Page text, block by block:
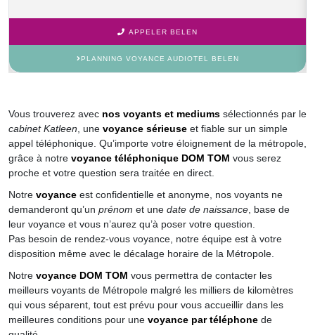
APPELER BELEN
PLANNING VOYANCE AUDIOTEL BELEN
Vous trouverez avec nos voyants et mediums sélectionnés par le
cabinet Katleen , une voyance sérieuse et fiable sur un simple
appel téléphonique. Qu’importe votre éloignement de la métropole,
grâce à notre voyance téléphonique DOM TOM vous serez
proche et votre question sera traitée en direct.
Notre voyance est confidentielle et anonyme, nos voyants ne
demanderont qu’un prénom et une date de naissance , base de
leur voyance et vous n’aurez qu’à poser votre question.
Pas besoin de rendez-vous voyance, notre équipe est à votre
disposition même avec le décalage horaire de la Métropole.
Notre voyance DOM TOM vous permettra de contacter les
meilleurs voyants de Métropole malgré les milliers de kilomètres
qui vous séparent, tout est prévu pour vous accueillir dans les
meilleures conditions pour une voyance par téléphone de